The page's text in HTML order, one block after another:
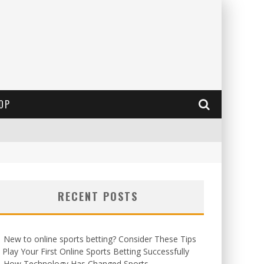
RECENT POSTS
New to online sports betting? Consider These Tips
Your First Online Sports Betting Successfully